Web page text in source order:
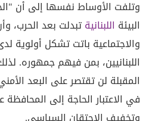
وتلفت الأوساط نفسها إلى أن
البيئة اللبنانيةتبدلت بعد الحرب،
والاجتماعية باتت تشكل أولوية
اللبنانيين، بمن فيهم جمهوره.
المقبلة لن تقتصر على البعد
في الاعتبار الحاجة إلى المحافظة